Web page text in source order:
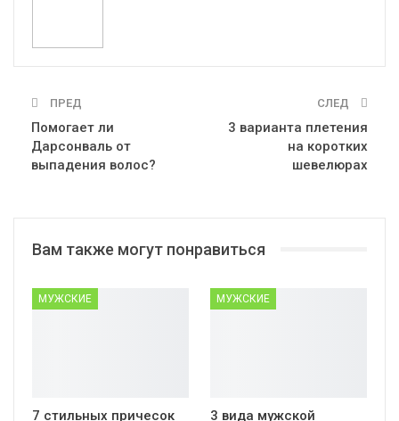
ПРЕД
Помогает ли
Дарсонваль от
выпадения волос?
СЛЕД
3 варианта плетения
на коротких
шевелюрах
Вам также могут понравиться
МУЖСКИЕ
7 стильных причесок
МУЖСКИЕ
3 вида мужской